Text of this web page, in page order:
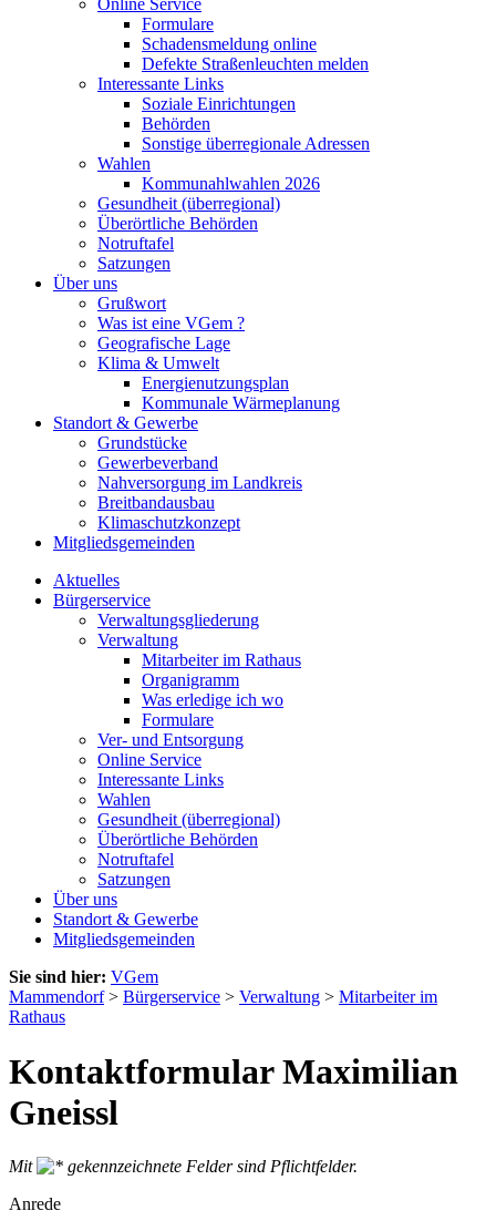
Online Service
Formulare
Schadensmeldung online
Defekte Straßenleuchten melden
Interessante Links
Soziale Einrichtungen
Behörden
Sonstige überregionale Adressen
Wahlen
Kommunahlwahlen 2026
Gesundheit (überregional)
Überörtliche Behörden
Notruftafel
Satzungen
Über uns
Grußwort
Was ist eine VGem ?
Geografische Lage
Klima & Umwelt
Energienutzungsplan
Kommunale Wärmeplanung
Standort & Gewerbe
Grundstücke
Gewerbeverband
Nahversorgung im Landkreis
Breitbandausbau
Klimaschutzkonzept
Mitgliedsgemeinden
Aktuelles
Bürgerservice
Verwaltungsgliederung
Verwaltung
Mitarbeiter im Rathaus
Organigramm
Was erledige ich wo
Formulare
Ver- und Entsorgung
Online Service
Interessante Links
Wahlen
Gesundheit (überregional)
Überörtliche Behörden
Notruftafel
Satzungen
Über uns
Standort & Gewerbe
Mitgliedsgemeinden
Sie sind hier: VGem
Mammendorf> Bürgerservice > Verwaltung > Mitarbeiter im
Rathaus
Kontaktformular Maximilian
Gneissl
Mit
gekennzeichnete Felder sind Pflichtfelder.
Anrede